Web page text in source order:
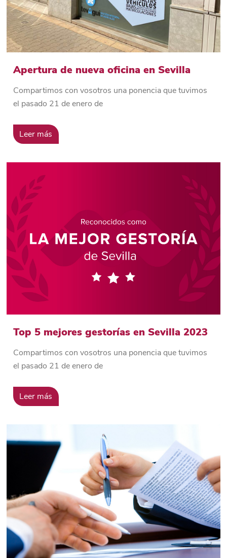
Apertura de nueva oficina en Sevilla
Compartimos con vosotros una ponencia que tuvimos
el pasado 21 de enero de
Leer más
Top 5 mejores gestorías en Sevilla 2023
Compartimos con vosotros una ponencia que tuvimos
el pasado 21 de enero de
Leer más